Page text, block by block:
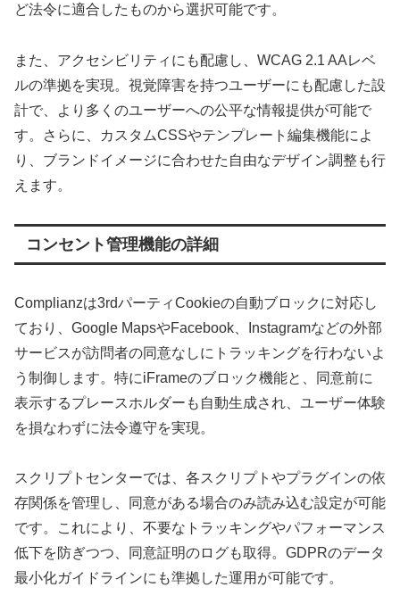
ど法令に適合したものから選択可能です。
また、アクセシビリティにも配慮し、WCAG 2.1 AAレベ
ルの準拠を実現。視覚障害を持つユーザーにも配慮した設
計で、より多くのユーザーへの公平な情報提供が可能で
す。さらに、カスタムCSSやテンプレート編集機能によ
り、ブランドイメージに合わせた自由なデザイン調整も行
えます。
コンセント管理機能の詳細
Complianzは3rdパーティCookieの自動ブロックに対応し
ており、Google MapsやFacebook、Instagramなどの外部
サービスが訪問者の同意なしにトラッキングを行わないよ
う制御します。特にiFrameのブロック機能と、同意前に
表示するプレースホルダーも自動生成され、ユーザー体験
を損なわずに法令遵守を実現。
スクリプトセンターでは、各スクリプトやプラグインの依
存関係を管理し、同意がある場合のみ読み込む設定が可能
です。これにより、不要なトラッキングやパフォーマンス
低下を防ぎつつ、同意証明のログも取得。GDPRのデータ
最小化ガイドラインにも準拠した運用が可能です。